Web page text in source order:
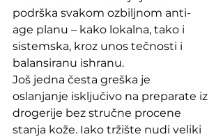
podrška svakom ozbiljnom anti-
age planu – kako lokalna, tako i
sistemska, kroz unos tečnosti i
balansiranu ishranu.
Još jedna česta greška je
oslanjanje isključivo na preparate iz
drogerije bez stručne procene
stanja kože. Iako tržište nudi veliki